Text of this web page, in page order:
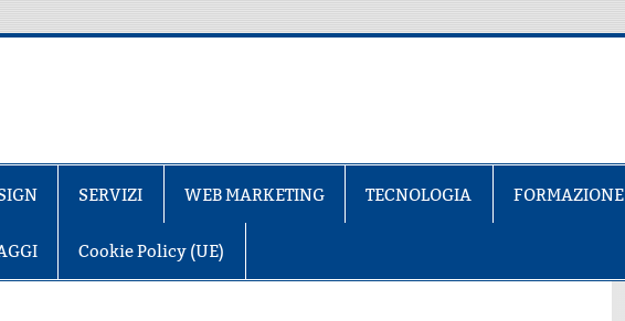
SERVIZI WEB MARKETING TECNOLOGIA FORMAZIONE
Cookie Policy (UE)